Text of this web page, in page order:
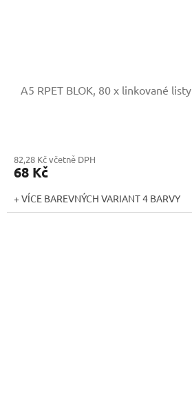
A5 RPET BLOK, 80 x linkované listy
82,28 Kč včetně DPH
68 Kč
+ VÍCE BAREVNÝCH VARIANT 4 BARVY